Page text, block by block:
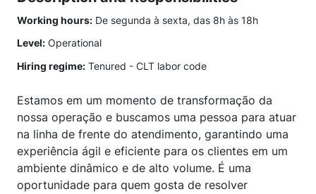
Working hours: De segunda à sexta, das 8h às 18h
Level: Operational
Hiring regime: Tenured - CLT labor code
Estamos em um momento de transformação da
nossa operação e buscamos uma pessoa para atuar
na linha de frente do atendimento, garantindo uma
experiência ágil e eficiente para os clientes em um
ambiente dinâmico e de alto volume. É uma
oportunidade para quem gosta de resolver